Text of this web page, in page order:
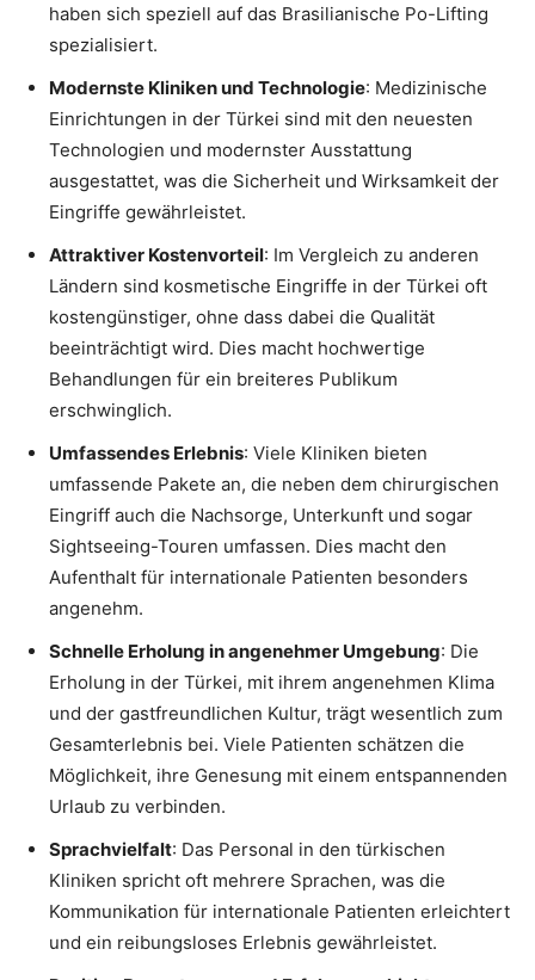
haben sich speziell auf das Brasilianische Po-Lifting
spezialisiert.
Modernste Kliniken und Technologie: Medizinische
Einrichtungen in der Türkei sind mit den neuesten
Technologien und modernster Ausstattung
ausgestattet, was die Sicherheit und Wirksamkeit der
Eingriffe gewährleistet.
Attraktiver Kostenvorteil: Im Vergleich zu anderen
Ländern sind kosmetische Eingriffe in der Türkei oft
kostengünstiger, ohne dass dabei die Qualität
beeinträchtigt wird. Dies macht hochwertige
Behandlungen für ein breiteres Publikum
erschwinglich.
Umfassendes Erlebnis: Viele Kliniken bieten
umfassende Pakete an, die neben dem chirurgischen
Eingriff auch die Nachsorge, Unterkunft und sogar
Sightseeing-Touren umfassen. Dies macht den
Aufenthalt für internationale Patienten besonders
angenehm.
Schnelle Erholung in angenehmer Umgebung: Die
Erholung in der Türkei, mit ihrem angenehmen Klima
und der gastfreundlichen Kultur, trägt wesentlich zum
Gesamterlebnis bei. Viele Patienten schätzen die
Möglichkeit, ihre Genesung mit einem entspannenden
Urlaub zu verbinden.
Sprachvielfalt: Das Personal in den türkischen
Kliniken spricht oft mehrere Sprachen, was die
Kommunikation für internationale Patienten erleichtert
und ein reibungsloses Erlebnis gewährleistet.